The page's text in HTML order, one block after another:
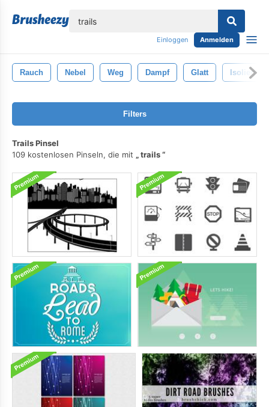
Einloggen Anmelden
Rauch Nebel Weg Dampf Glatt Isoliert
Filters
Trails Pinsel
109 kostenlosen Pinseln, die mit
trails